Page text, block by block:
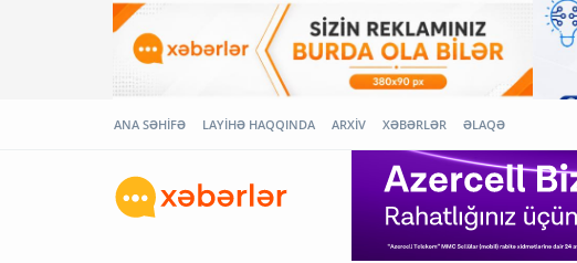
ANA SƏHİFƏ LAYİHƏ HAQQINDA ARXİV XƏBƏRLƏR ƏLAQƏ